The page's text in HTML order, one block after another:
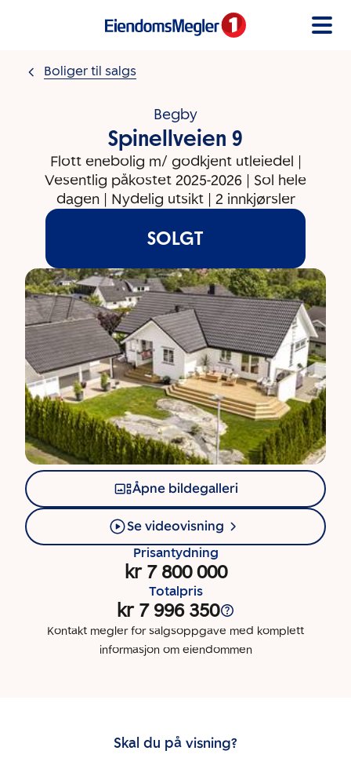
Boliger til salgs
Begby
Spinellveien 9
Flott enebolig m/ godkjent utleiedel |
Vesentlig påkostet 2025-2026 | Sol hele
dagen | Nydelig utsikt | 2 innkjørsler
SOLGT
Åpne bildegalleri
Se videovisning
Prisantydning
kr 7 800 000
Totalpris
kr 7 996 350
Kontakt megler for salgsoppgave med komplett
informasjon om eiendommen
Skal du på visning?